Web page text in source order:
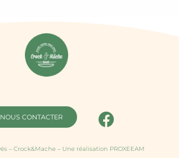
NOUS CONTACTER
– Crock&Mache – Une réalisation PROXEEAM